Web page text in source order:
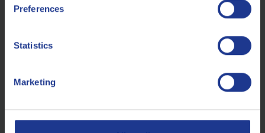
Preferences
Statistics
Marketing